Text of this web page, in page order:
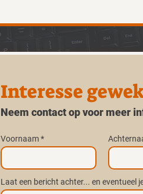
Interesse
Neem contact op voor meer
Voornaam
Laat een bericht achter... en eventueel